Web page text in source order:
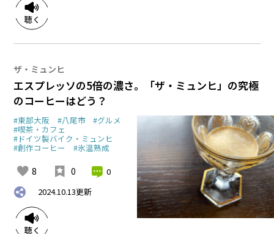
ザ・ミュンヒ
エスプレッソの5倍の濃さ。「ザ・ミュンヒ」の究極
のコーヒーはどう？
#東部大阪 #八尾市 #グルメ
#喫茶・カフェ
#ドイツ製バイク・ミュンヒ
#創作コーヒー #氷温熟成
8 0
0
2024.10.13更新